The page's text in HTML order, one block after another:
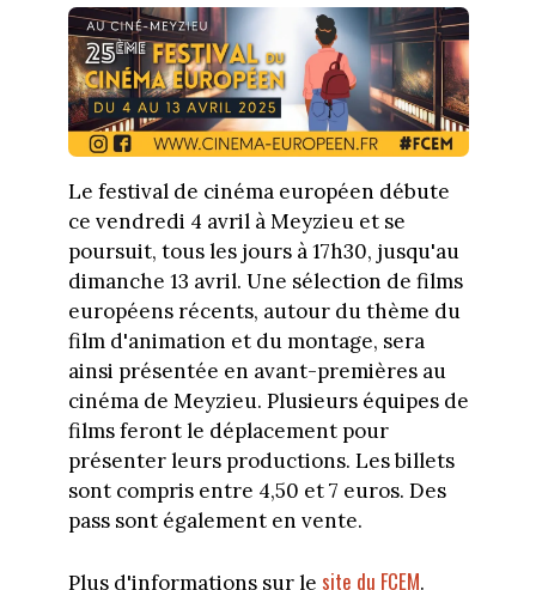
Le festival de cinéma européen débute
ce vendredi 4 avril à Meyzieu et se
poursuit, tous les jours à 17h30, jusqu'au
dimanche 13 avril. Une sélection de films
européens récents, autour du thème du
film d'animation et du montage, sera
ainsi présentée en avant-premières au
cinéma de Meyzieu. Plusieurs équipes de
films feront le déplacement pour
présenter leurs productions. Les billets
sont compris entre 4,50 et 7 euros. Des
pass sont également en vente.
Plus d'informations sur le site du FCEM.